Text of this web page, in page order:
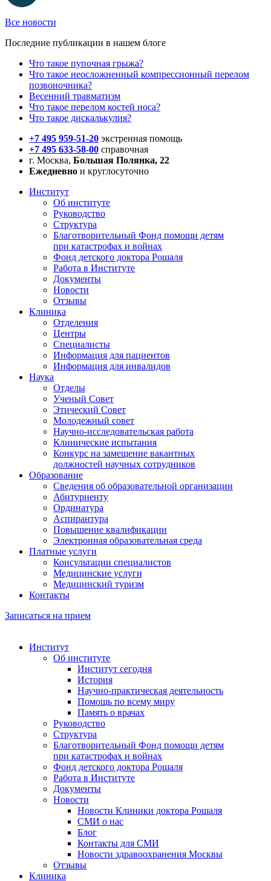
Все новости
Последние публикации в нашем блоге
Что такое пупочная грыжа?
Что такое неосложненный компрессионный перелом
позвоночника?
Весенний травматизм
Что такое перелом костей носа?
Что такое дискалькулия?
+7 495 959-51-20 экстренная помощь
+7 495 633-58-00 справочная
г. Москва, Большая Полянка, 22
Ежедневно и круглосуточно
Институт
Об институте
Руководство
Структура
Благотворительный Фонд помощи детям
при катастрофах и войнах
Фонд детского доктора Рошаля
Работа в Институте
Документы
Новости
Отзывы
Клиника
Отделения
Центры
Специалисты
Информация для пациентов
Информация для инвалидов
Наука
Отделы
Ученый Совет
Этический Совет
Молодежный совет
Научно-исследовательская работа
Клинические испытания
Конкурс на замещение вакантных
должностей научных сотрудников
Образование
Сведения об образовательной организации
Абитуриенту
Ординатура
Аспирантура
Повышение квалификации
Электронная образовательная среда
Платные услуги
Консультации специалистов
Медицинские услуги
Медицинский туризм
Контакты
Записаться на прием
Институт
Об институте
Институт сегодня
История
Научно-практическая деятельность
Помощь по всему миру
Память о врачах
Руководство
Структура
Благотворительный Фонд помощи детям
при катастрофах и войнах
Фонд детского доктора Рошаля
Работа в Институте
Документы
Новости
Новости Клиники доктора Рошаля
СМИ о нас
Блог
Контакты для СМИ
Новости здравоохранения Москвы
Отзывы
Клиника